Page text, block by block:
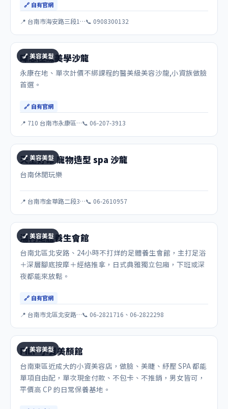
🔗 自有官網
📍 台南市海安路三段1…📞 0908300132
💅 美容美髮
暐恩極緻美學沙龍
永康在地、單次計價不綁課程的醫美級美容沙龍,小資族做臉
首選。
🔗 自有官網
📍 710 台南市永康區…📞 06-207-3913
💅 美容美髮
天生好命 寵物造型 spa 沙龍
台南休閒玩樂
📍 台南市金華路二段3…📞 06-2610957
💅 美容美髮
湯村足體養生會館
台南北區北安路、24小時不打烊的足體養生會館，主打足浴
＋深層腳底按摩＋經絡推拿，日式典雅獨立包廂，下班或深
夜都能來放鬆。
🔗 自有官網
📍 台南市北區北安路…📞 06-2821716、06-2822298
💅 美容美髮
FILF 小資美顏館
台南東區近成大的小資美容店，做臉、美睫、紓壓 SPA 都能
單項自由配，單次現金付款、不包卡、不推銷，男女皆可，
平價高 CP 的日常保養基地。